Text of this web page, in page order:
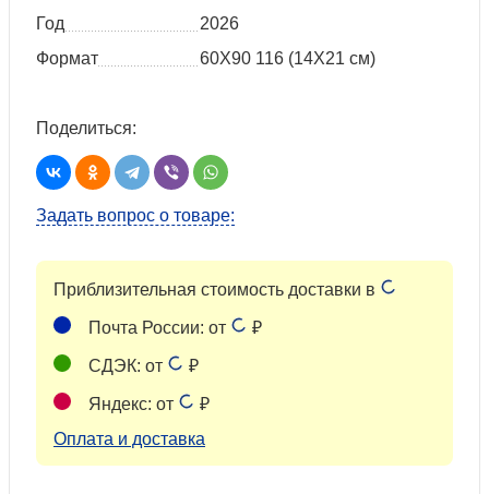
Год
2026
Формат
60X90 116 (14Х21 см)
Поделиться:
Задать вопрос о товаре:
Приблизительная стоимость доставки в
Почта России: от ₽
СДЭК: от ₽
Яндекс: от
₽
Оплата и доставка